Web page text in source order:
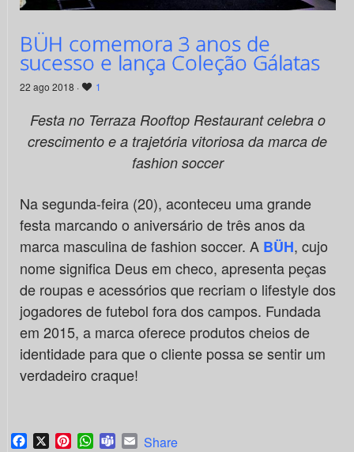
BÜH comemora 3 anos de
sucesso e lança Coleção Gálatas
22 ago 2018 · 1
Festa no Terraza Rooftop Restaurant celebra o
crescimento e a trajetória vitoriosa da marca de
fashion soccer
Na segunda-feira (20), aconteceu uma grande
festa marcando o aniversário de três anos da
marca masculina de fashion soccer. A BÜH, cujo
nome significa Deus em checo, apresenta peças
de roupas e acessórios que recriam o lifestyle dos
jogadores de futebol fora dos campos. Fundada
em 2015, a marca oferece produtos cheios de
identidade para que o cliente possa se sentir um
verdadeiro craque!
Facebook
X PinterestWhatsApp
TeamsEmail
Share